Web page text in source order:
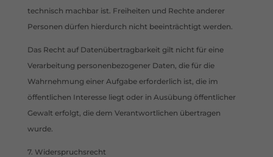
technisch machbar ist. Freiheiten und Rechte anderer
Personen dürfen hierdurch nicht beeinträchtigt werden.
Das Recht auf Datenübertragbarkeit gilt nicht für eine
Verarbeitung personenbezogener Daten, die für die
Wahrnehmung einer Aufgabe erforderlich ist, die im
öffentlichen Interesse liegt oder in Ausübung öffentlicher
Gewalt erfolgt, die dem Verantwortlichen übertragen
wurde.
7. Widerspruchsrecht